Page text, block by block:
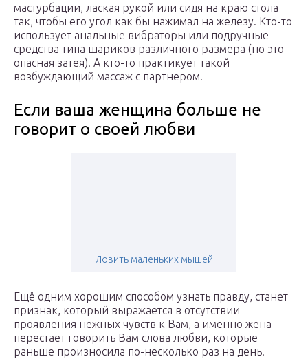
мастурбации, лаская рукой или сидя на краю стола
так, чтобы его угол как бы нажимал на железу. Кто-то
использует анальные вибраторы или подручные
средства типа шариков различного размера (но это
опасная затея). А кто-то практикует такой
возбуждающий массаж с партнером.
Если ваша женщина больше не
говорит о своей любви
Ловить маленьких мышей
Ещё одним хорошим способом узнать правду, станет
признак, который выражается в отсутствии
проявления нежных чувств к Вам, а именно жена
перестает говорить Вам слова любви, которые
раньше произносила по-несколько раз на день.